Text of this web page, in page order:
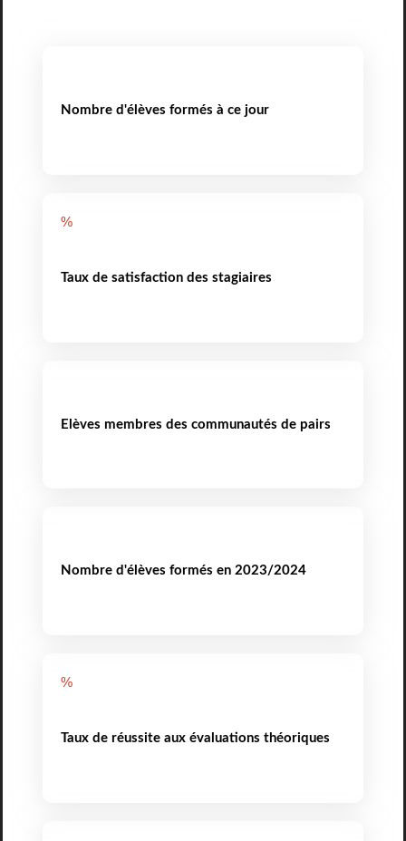
Nombre d'élèves formés à ce jour
%
Taux de satisfaction des stagiaires
Elèves membres des communautés de pairs
Nombre d'élèves formés en 2023/2024
%
Taux de réussite aux évaluations théoriques